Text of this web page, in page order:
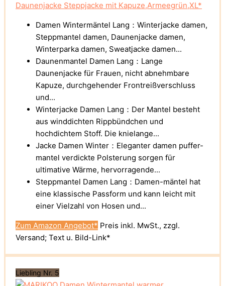
Daunenjacke Steppjacke mit Kapuze,Armeegrün,XL*
Damen Wintermäntel Lang：Winterjacke damen,
Steppmantel damen, Daunenjacke damen,
Winterparka damen, Sweatjacke damen...
Daunenmantel Damen Lang：Lange
Daunenjacke für Frauen, nicht abnehmbare
Kapuze, durchgehender Frontreißverschluss
und...
Winterjacke Damen Lang：Der Mantel besteht
aus winddichten Rippbündchen und
hochdichtem Stoff. Die knielange...
Jacke Damen Winter：Eleganter damen puffer-
mantel verdickte Polsterung sorgen für
ultimative Wärme, hervorragende...
Steppmantel Damen Lang：Damen-mäntel hat
eine klassische Passform und kann leicht mit
einer Vielzahl von Hosen und...
Zum Amazon Angebot* Preis inkl. MwSt., zzgl.
Versand; Text u. Bild-Link*
Liebling Nr. 5